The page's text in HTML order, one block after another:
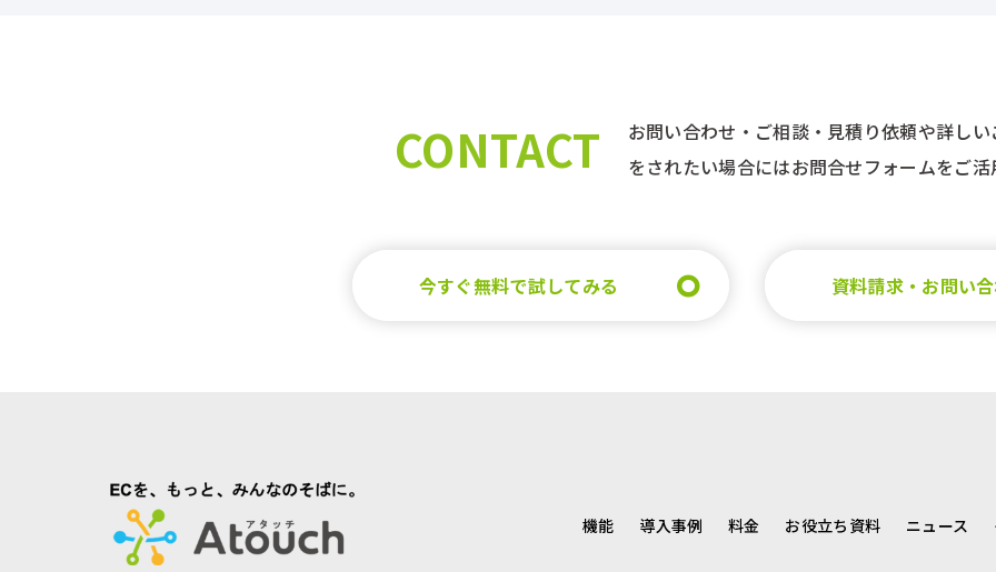
CONTACT
お問い合わせ・ご相談・見積り依頼や詳し
をされたい場合にはお問合せフォームをご
今すぐ無料で試してみる 資料請求・お問い
機能 導入事例 料金 お役立ち資料 ニュース